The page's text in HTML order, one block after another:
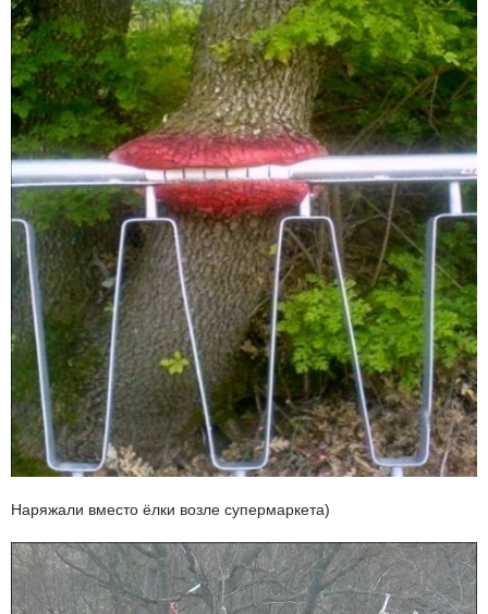
Наряжали вместо ёлки возле супермаркета)